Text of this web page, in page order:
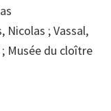
Nicolas ; Vassal,
Musée du cloître